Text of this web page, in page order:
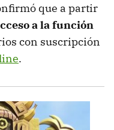
que a partir
a la función
con suscripción
.